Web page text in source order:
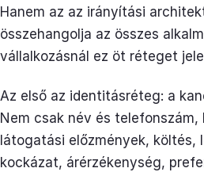
Hanem az az irányítási
összehangolja az összes
vállalkozásnál ez öt réteget
Az első az identitásréteg: a
Nem csak név és telefonszám,
látogatási előzmények, költés,
kockázat, árérzékenység,